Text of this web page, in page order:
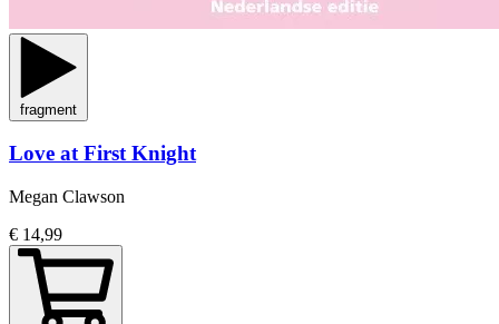
fragment
Love at First Knight
Megan Clawson
€ 14,99